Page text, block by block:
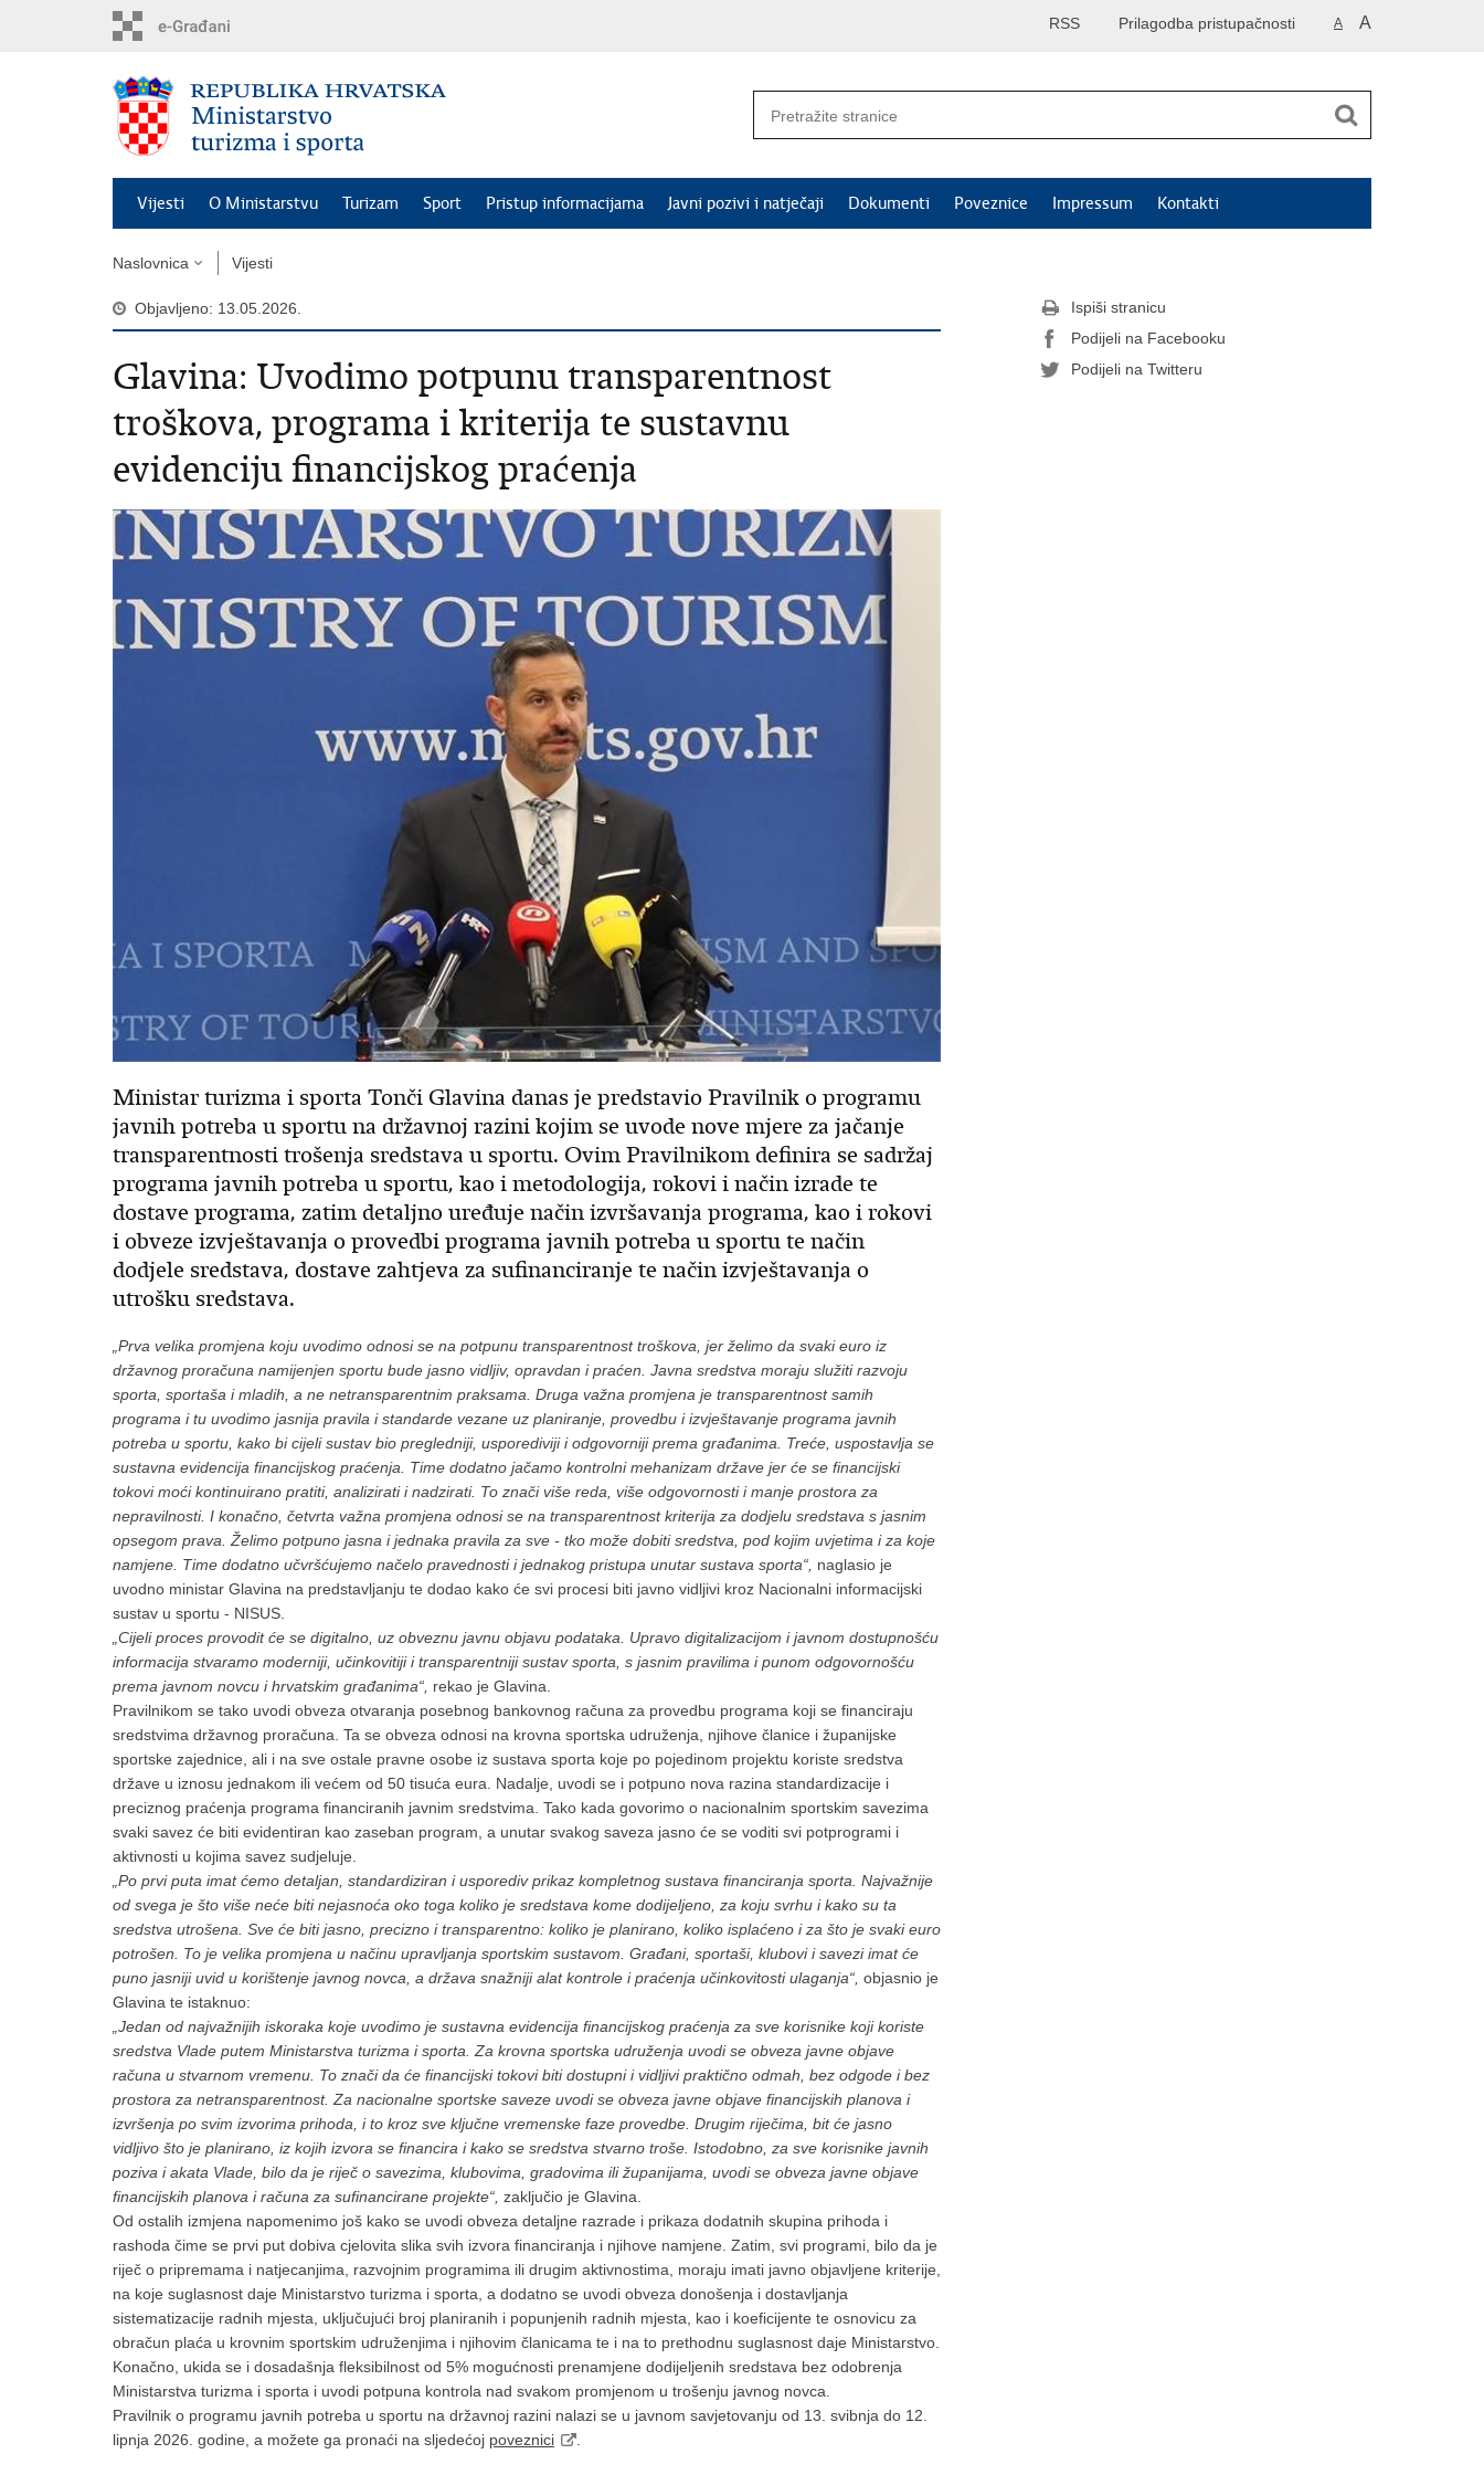
A A
Prilagodba pristupačnosti
RSS
Vijesti O Ministarstvu Turizam Sport Pristup informacijama Javni pozivi i natječaji Dokumenti Poveznice Impressum Kontakti
Naslovnica Vijesti
Objavljeno: 13.05.2026.
Glavina: Uvodimo potpunu transparentnost
troškova, programa i kriterija te sustavnu
evidenciju financijskog praćenja
Ministar turizma i sporta Tonči Glavina danas je predstavio Pravilnik o programu
javnih potreba u sportu na državnoj razini kojim se uvode nove mjere za jačanje
transparentnosti trošenja sredstava u sportu. Ovim Pravilnikom definira se sadržaj
programa javnih potreba u sportu, kao i metodologija, rokovi i način izrade te
dostave programa, zatim detaljno uređuje način izvršavanja programa, kao i rokovi
i obveze izvještavanja o provedbi programa javnih potreba u sportu te način
dodjele sredstava, dostave zahtjeva za sufinanciranje te način izvještavanja o
utrošku sredstava.
„Prva velika promjena koju uvodimo odnosi se na potpunu transparentnost troškova, jer želimo da svaki euro iz
državnog proračuna namijenjen sportu bude jasno vidljiv, opravdan i praćen. Javna sredstva moraju služiti razvoju
sporta, sportaša i mladih, a ne netransparentnim praksama. Druga važna promjena je transparentnost samih
programa i tu uvodimo jasnija pravila i standarde vezane uz planiranje, provedbu i izvještavanje programa javnih
potreba u sportu, kako bi cijeli sustav bio pregledniji, usporediviji i odgovorniji prema građanima. Treće, uspostavlja se
sustavna evidencija financijskog praćenja. Time dodatno jačamo kontrolni mehanizam države jer će se financijski
tokovi moći kontinuirano pratiti, analizirati i nadzirati. To znači više reda, više odgovornosti i manje prostora za
nepravilnosti. I konačno, četvrta važna promjena odnosi se na transparentnost kriterija za dodjelu sredstava s jasnim
opsegom prava. Želimo potpuno jasna i jednaka pravila za sve - tko može dobiti sredstva, pod kojim uvjetima i za koje
namjene. Time dodatno učvršćujemo načelo pravednosti i jednakog pristupa unutar sustava sporta“, naglasio je
uvodno ministar Glavina na predstavljanju te dodao kako će svi procesi biti javno vidljivi kroz Nacionalni informacijski
sustav u sportu - NISUS.
„Cijeli proces provodit će se digitalno, uz obveznu javnu objavu podataka. Upravo digitalizacijom i javnom dostupnošću
informacija stvaramo moderniji, učinkovitiji i transparentniji sustav sporta, s jasnim pravilima i punom odgovornošću
prema javnom novcu i hrvatskim građanima“, rekao je Glavina.
Pravilnikom se tako uvodi obveza otvaranja posebnog bankovnog računa za provedbu programa koji se financiraju
sredstvima državnog proračuna. Ta se obveza odnosi na krovna sportska udruženja, njihove članice i županijske
sportske zajednice, ali i na sve ostale pravne osobe iz sustava sporta koje po pojedinom projektu koriste sredstva
države u iznosu jednakom ili većem od 50 tisuća eura. Nadalje, uvodi se i potpuno nova razina standardizacije i
preciznog praćenja programa financiranih javnim sredstvima. Tako kada govorimo o nacionalnim sportskim savezima
svaki savez će biti evidentiran kao zaseban program, a unutar svakog saveza jasno će se voditi svi potprogrami i
aktivnosti u kojima savez sudjeluje.
„Po prvi puta imat ćemo detaljan, standardiziran i usporediv prikaz kompletnog sustava financiranja sporta. Najvažnije
od svega je što više neće biti nejasnoća oko toga koliko je sredstava kome dodijeljeno, za koju svrhu i kako su ta
sredstva utrošena. Sve će biti jasno, precizno i transparentno: koliko je planirano, koliko isplaćeno i za što je svaki euro
potrošen. To je velika promjena u načinu upravljanja sportskim sustavom. Građani, sportaši, klubovi i savezi imat će
puno jasniji uvid u korištenje javnog novca, a država snažniji alat kontrole i praćenja učinkovitosti ulaganja“, objasnio je
Glavina te istaknuo:
„Jedan od najvažnijih iskoraka koje uvodimo je sustavna evidencija financijskog praćenja za sve korisnike koji koriste
sredstva Vlade putem Ministarstva turizma i sporta. Za krovna sportska udruženja uvodi se obveza javne objave
računa u stvarnom vremenu. To znači da će financijski tokovi biti dostupni i vidljivi praktično odmah, bez odgode i bez
prostora za netransparentnost. Za nacionalne sportske saveze uvodi se obveza javne objave financijskih planova i
izvršenja po svim izvorima prihoda, i to kroz sve ključne vremenske faze provedbe. Drugim riječima, bit će jasno
vidljivo što je planirano, iz kojih izvora se financira i kako se sredstva stvarno troše. Istodobno, za sve korisnike javnih
poziva i akata Vlade, bilo da je riječ o savezima, klubovima, gradovima ili županijama, uvodi se obveza javne objave
financijskih planova i računa za sufinancirane projekte“, zaključio je Glavina.
Od ostalih izmjena napomenimo još kako se uvodi obveza detaljne razrade i prikaza dodatnih skupina prihoda i
rashoda čime se prvi put dobiva cjelovita slika svih izvora financiranja i njihove namjene. Zatim, svi programi, bilo da je
riječ o pripremama i natjecanjima, razvojnim programima ili drugim aktivnostima, moraju imati javno objavljene kriterije,
na koje suglasnost daje Ministarstvo turizma i sporta, a dodatno se uvodi obveza donošenja i dostavljanja
sistematizacije radnih mjesta, uključujući broj planiranih i popunjenih radnih mjesta, kao i koeficijente te osnovicu za
obračun plaća u krovnim sportskim udruženjima i njihovim članicama te i na to prethodnu suglasnost daje Ministarstvo.
Konačno, ukida se i dosadašnja fleksibilnost od 5% mogućnosti prenamjene dodijeljenih sredstava bez odobrenja
Ministarstva turizma i sporta i uvodi potpuna kontrola nad svakom promjenom u trošenju javnog novca.
Pravilnik o programu javnih potreba u sportu na državnoj razini nalazi se u javnom savjetovanju od 13. svibnja do 12.
lipnja 2026. godine, a možete ga pronaći na sljedećoj poveznici
Ispiši stranicu
Podijeli na Facebooku
Podijeli na Twitteru